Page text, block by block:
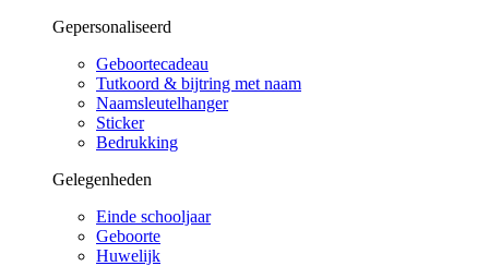
Gepersonaliseerd
Geboortecadeau
Tutkoord & bijtring met naam
Naamsleutelhanger
Sticker
Bedrukking
Gelegenheden
Einde schooljaar
Geboorte
Huwelijk